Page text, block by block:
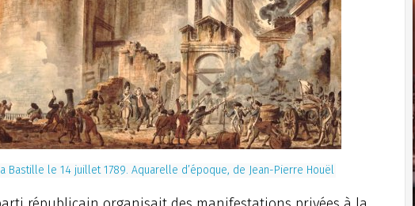
Bastille le 14 juillet 1789. Aquarelle d’époque, de Jean-Pierre Houël